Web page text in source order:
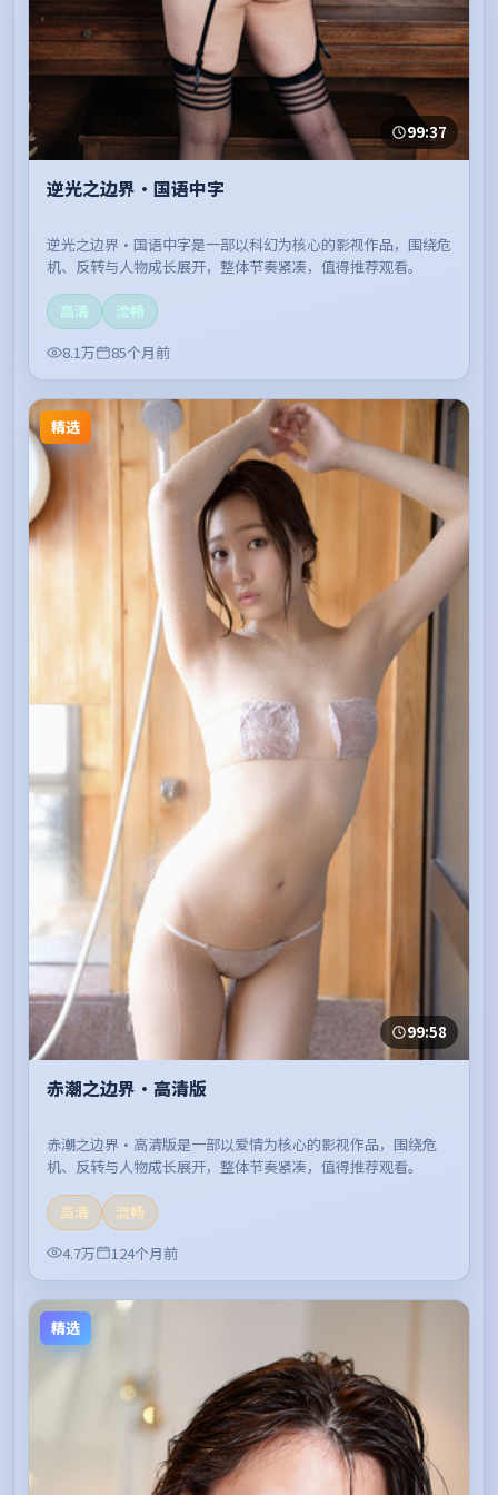
99:37
逆光之边界·国语中字
逆光之边界·国语中字是一部以科幻为核心的影视作品，围绕危
机、反转与人物成长展开，整体节奏紧凑，值得推荐观看。
高清
流畅
8.1万
85个月前
精选
99:58
赤潮之边界·高清版
赤潮之边界·高清版是一部以爱情为核心的影视作品，围绕危
机、反转与人物成长展开，整体节奏紧凑，值得推荐观看。
高清
流畅
4.7万
124个月前
精选